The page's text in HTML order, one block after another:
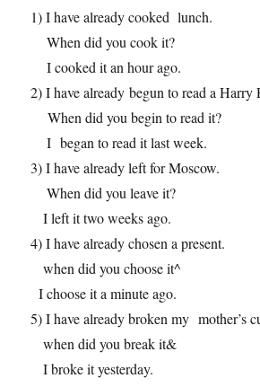
1) I have already cooked lunch.
When did you cook it?
I cooked it an hour ago.
2) I have already begun to read a Harry
When did you begin to read it?
I began to read it last week.
3) I have already left for Moscow.
When did you leave it?
I left it two weeks ago.
4) I have already chosen a present.
when did you choose it^
I choose it a minute ago.
5) I have already broken my mother’s
when did you break it&
I broke it yesterday.